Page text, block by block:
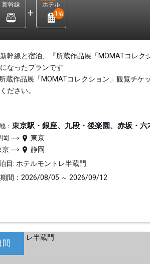
新幹線 ホテル
1 泊
幹線と宿泊、『所蔵作品展「MOMATコレク
なったプランです
蔵作品展「MOMATコレクション」観覧チケ
ださい。
： 東京駅・銀座、九段・後楽園、赤坂・六
岡
東京
京
静岡
目: ホテルモントレ半蔵門
間：2026/08/05 ～ 2026/09/12
間